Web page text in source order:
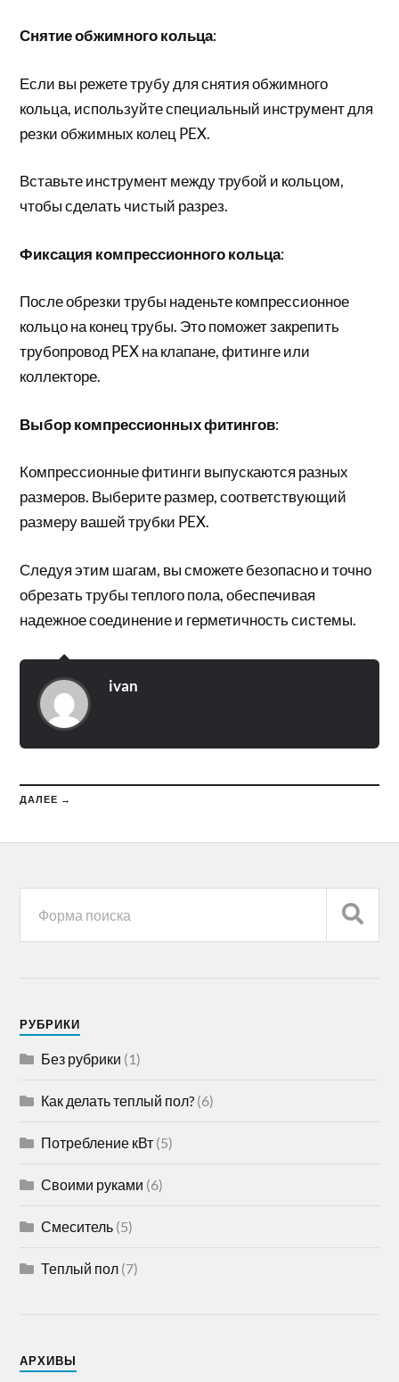
Снятие обжимного кольца:
Если вы режете трубу для снятия обжимного
кольца, используйте специальный инструмент для
резки обжимных колец PEX.
Вставьте инструмент между трубой и кольцом,
чтобы сделать чистый разрез.
Фиксация компрессионного кольца:
После обрезки трубы наденьте компрессионное
кольцо на конец трубы. Это поможет закрепить
трубопровод PEX на клапане, фитинге или
коллекторе.
Выбор компрессионных фитингов:
Компрессионные фитинги выпускаются разных
размеров. Выберите размер, соответствующий
размеру вашей трубки PEX.
Следуя этим шагам, вы сможете безопасно и точно
обрезать трубы теплого пола, обеспечивая
надежное соединение и герметичность системы.
ivan
ДАЛЕЕ →
РУБРИКИ
Без рубрики (1)
Как делать теплый пол? (6)
Потребление кВт (5)
Своими руками (6)
Смеситель (5)
Теплый пол (7)
АРХИВЫ